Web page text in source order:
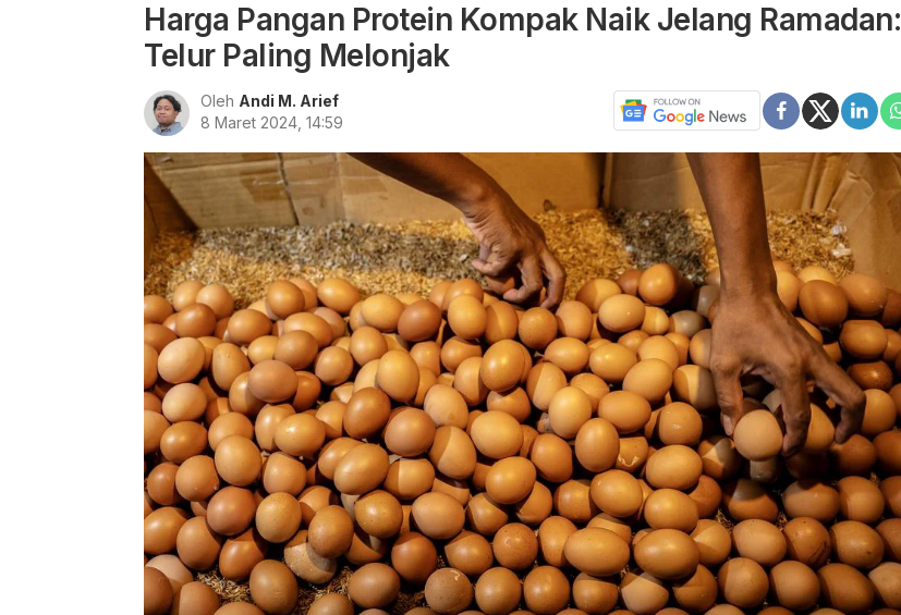
Harga Pangan Protein Kompak Naik Jelang Ramadan:
Telur Paling Melonjak
Oleh Andi M. Arief
8 Maret 2024, 14:59